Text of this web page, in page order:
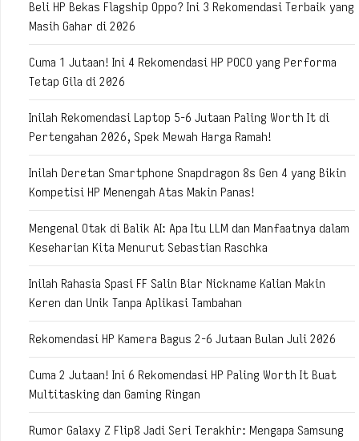
Beli HP Bekas Flagship Oppo? Ini 3 Rekomendasi Terbaik yang
Masih Gahar di 2026
Cuma 1 Jutaan! Ini 4 Rekomendasi HP POCO yang Performa
Tetap Gila di 2026
Inilah Rekomendasi Laptop 5-6 Jutaan Paling Worth It di
Pertengahan 2026, Spek Mewah Harga Ramah!
Inilah Deretan Smartphone Snapdragon 8s Gen 4 yang Bikin
Kompetisi HP Menengah Atas Makin Panas!
Mengenal Otak di Balik AI: Apa Itu LLM dan Manfaatnya dalam
Keseharian Kita Menurut Sebastian Raschka
Inilah Rahasia Spasi FF Salin Biar Nickname Kalian Makin
Keren dan Unik Tanpa Aplikasi Tambahan
Rekomendasi HP Kamera Bagus 2-6 Jutaan Bulan Juli 2026
Cuma 2 Jutaan! Ini 6 Rekomendasi HP Paling Worth It Buat
Multitasking dan Gaming Ringan
Rumor Galaxy Z Flip8 Jadi Seri Terakhir: Mengapa Samsung